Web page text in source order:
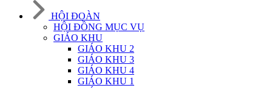
HỘI ĐOÀN
HỘI ĐỒNG MỤC VỤ
GIÁO KHU
GIÁO KHU 2
GIÁO KHU 3
GIÁO KHU 4
GIÁO KHU 1